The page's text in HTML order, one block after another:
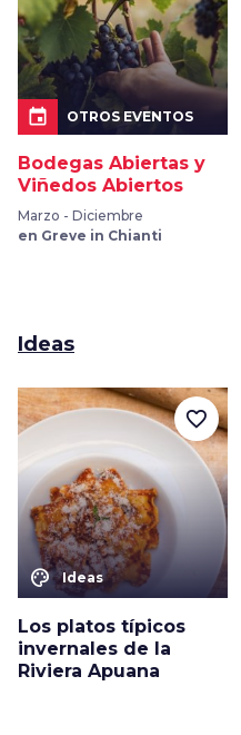
event OTROS EVENTOS
Bodegas Abiertas y
Viñedos Abiertos
Marzo - Diciembre
en Greve in Chianti
Ideas
color_lens Ideas
Los platos típicos
invernales de la
Riviera Apuana
favorite_border